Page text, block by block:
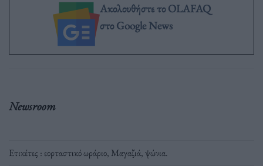
Ακολουθήστε το OLAFAQ
στο Google News
Newsroom
Ετικέτες : εορταστικό ωράριο, Μαγαζιά,ψώνια.